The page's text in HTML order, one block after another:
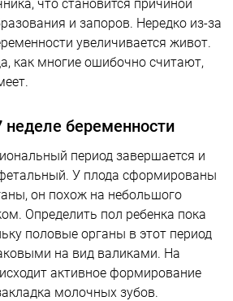
что становится причиной
и запоров. Нередко из-за
увеличивается живот.
как многие ошибочно считают,
неделе беременности
период завершается и
У плода сформированы
он похож на небольшого
Определить пол ребенка пока
половые органы в этот период
на вид валиками. На
активное формирование
молочных зубов.